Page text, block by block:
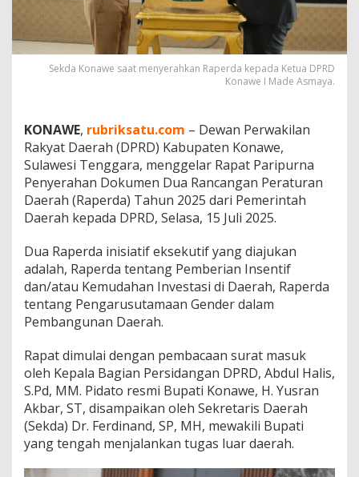
a
p
e
r
d
r
a
t
e
g
i
s
d
r
i
P
e
m
d
Sekda Konawe saat menyerahkan Raperda kepada Ketua DPRD
Konawe I Made Asmaya.
KONAWE, rubriksatu.com – Dewan Perwakilan
Rakyat Daerah (DPRD) Kabupaten Konawe,
Sulawesi Tenggara, menggelar Rapat Paripurna
Penyerahan Dokumen Dua Rancangan Peraturan
Daerah (Raperda) Tahun 2025 dari Pemerintah
Daerah kepada DPRD, Selasa, 15 Juli 2025.
Dua Raperda inisiatif eksekutif yang diajukan
adalah, Raperda tentang Pemberian Insentif
dan/atau Kemudahan Investasi di Daerah, Raperda
tentang Pengarusutamaan Gender dalam
Pembangunan Daerah.
Rapat dimulai dengan pembacaan surat masuk
oleh Kepala Bagian Persidangan DPRD, Abdul Halis,
S.Pd, MM. Pidato resmi Bupati Konawe, H. Yusran
Akbar, ST, disampaikan oleh Sekretaris Daerah
(Sekda) Dr. Ferdinand, SP, MH, mewakili Bupati
yang tengah menjalankan tugas luar daerah.